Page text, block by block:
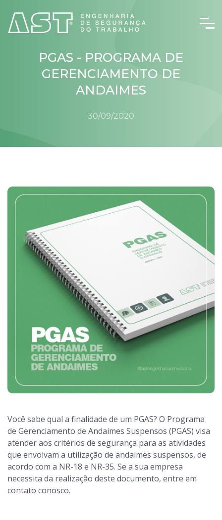
PGAS - PROGRAMA DE
GERENCIAMENTO DE
ANDAIMES
30/09/2020
Você sabe qual a finalidade de um PGAS? O Programa
de Gerenciamento de Andaimes Suspensos (PGAS) visa
atender aos critérios de segurança para as atividades
que envolvam a utilização de andaimes suspensos, de
acordo com a NR-18 e NR-35. Se a sua empresa
necessita da realização deste documento, entre em
contato conosco.